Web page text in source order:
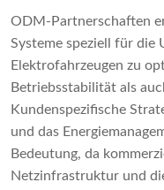
ODM-Partnerschaften
Systeme speziell für die
Elektrofahrzeugen zu
Betriebsstabilität als
Kundenspezifische
und das
Bedeutung, da
Netzinfrastruktur und